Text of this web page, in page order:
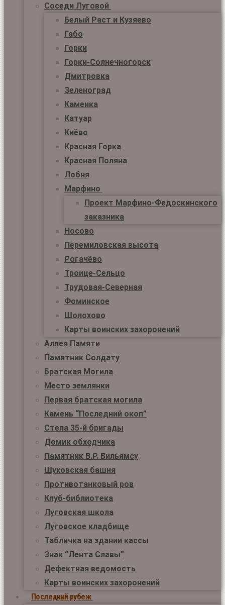
Соседи Луговой
Белый Раст и Кузяево
Габо
Горки
Горки-Солнечногорск
Дмитровка
Зеленоград
Каменка
Катуар
Киёво
Красная Горка
Красная Поляна
Лобня
Марфино
Проект Марфино-Федоскинского
заказника
Носово
Перемиловская высота
Рогачёво
Троице-Сельцо
Трудовая-Северная
Фоминское
Шолохово
Карты воинских захоронений
Аллея Памяти
Памятник Солдату
Братская Могила
Место землянки
Первая братская могила
Камень “Последний окоп”
Стела 35-й бригады
Домик обходчика
Памятник В.Р. Вильямсу
Шуховская башня
Противотанковый ров
Клуб-библиотека
Луговская школа
Луговское кладбище
Табличка на здании кассы
Знак “Лента Славы”
Дефектная ведомость
Карты воинских захоронений
Последний рубеж